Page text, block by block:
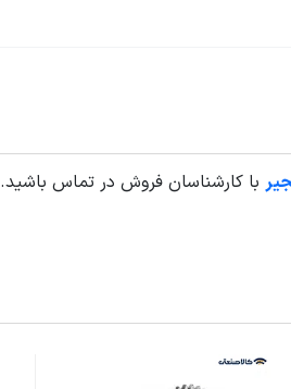
با کارشناسان فروش در تماس باشید.